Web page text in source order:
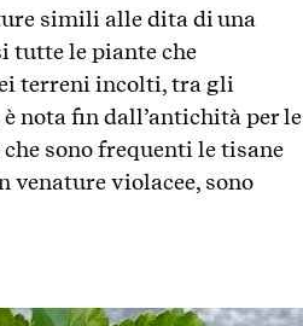
simili alle dita di una
tutte le piante che
terreni incolti, tra gli
nota fin dall’antichità per le
sono frequenti le tisane
venature violacee, sono